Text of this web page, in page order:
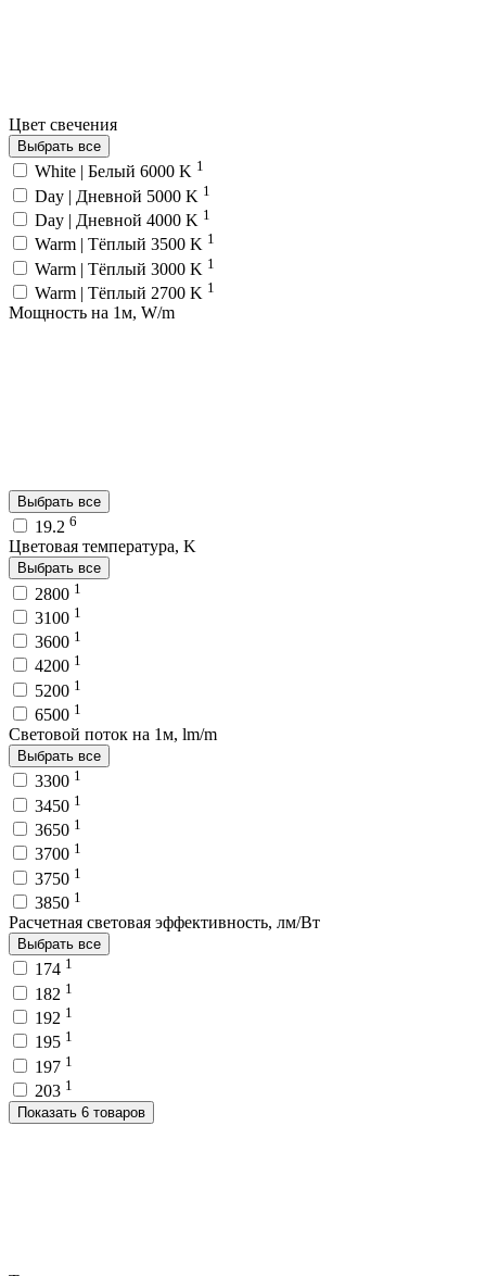
Цвет свечения
Выбрать все
White | Белый 6000 K 1
Day | Дневной 5000 K 1
Day | Дневной 4000 K 1
Warm | Тёплый 3500 K 1
Warm | Тёплый 3000 K 1
Warm | Тёплый 2700 K 1
Мощность на 1м, W/m
Выбрать все
19.2 6
Цветовая температура, K
Выбрать все
2800 1
3100 1
3600 1
4200 1
5200 1
6500 1
Световой поток на 1м, lm/m
Выбрать все
3300 1
3450 1
3650 1
3700 1
3750 1
3850 1
Расчетная световая эффективность, лм/Вт
Выбрать все
174 1
182 1
192 1
195 1
197 1
203 1
Показать 6 товаров